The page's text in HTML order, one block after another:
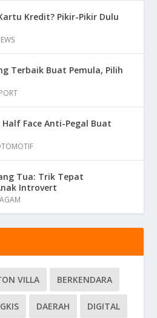
Kredit? Pikir-Pikir Dulu
Terbaik Buat Pemula, Pilih
Half Face Anti-Pegal Buat
Tua: Trik Tepat
Introvert
VILLA BERKENDARA
DAERAH DIGITAL